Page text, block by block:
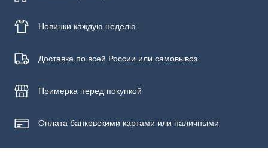
Новинки каждую неделю
Доставка по всей России или самовывоз
Примерка перед покупкой
Оплата банковскими картами или наличными